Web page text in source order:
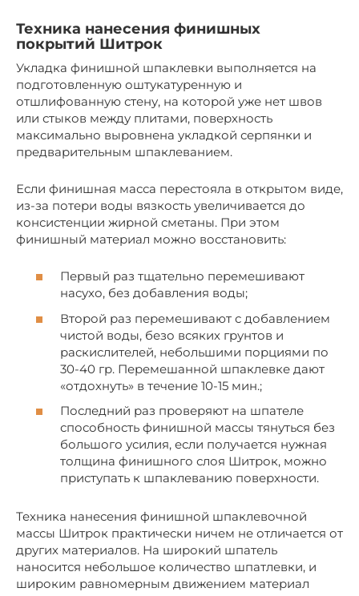
Техника нанесения финишных
покрытий Шитрок
Укладка финишной шпаклевки выполняется на
подготовленную оштукатуренную и
отшлифованную стену, на которой уже нет швов
или стыков между плитами, поверхность
максимально выровнена укладкой серпянки и
предварительным шпаклеванием.
Если финишная масса перестояла в открытом виде,
из-за потери воды вязкость увеличивается до
консистенции жирной сметаны. При этом
финишный материал можно восстановить:
Первый раз тщательно перемешивают
насухо, без добавления воды;
Второй раз перемешивают с добавлением
чистой воды, безо всяких грунтов и
раскислителей, небольшими порциями по
30-40 гр. Перемешанной шпаклевке дают
«отдохнуть» в течение 10-15 мин.;
Последний раз проверяют на шпателе
способность финишной массы тянуться без
большого усилия, если получается нужная
толщина финишного слоя Шитрок, можно
приступать к шпаклеванию поверхности.
Техника нанесения финишной шпаклевочной
массы Шитрок практически ничем не отличается от
других материалов. На широкий шпатель
наносится небольшое количество шпатлевки, и
широким равномерным движением материал